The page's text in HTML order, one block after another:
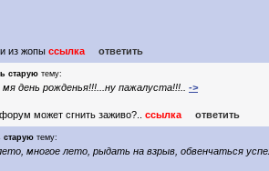
из жопы ссылка ответить
старую тему:
день рожденья!!!...ну пажалуста!!!.. ->
может сгнить заживо?.. ссылка ответить
старую тему:
многое лето, рыдать на взрыв, обвенчаться